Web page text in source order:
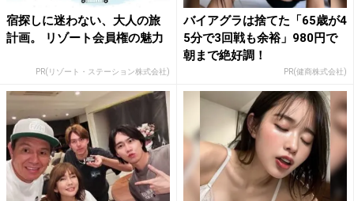
宿探しに迷わない、大人の旅
計画。 リゾート会員権の魅力
PR(リゾート・ステーション株式会社)
バイアグラは捨てた「65歳が4
5分で3回戦も余裕」980円で
朝まで絶好調！
PR(健商株式会社)